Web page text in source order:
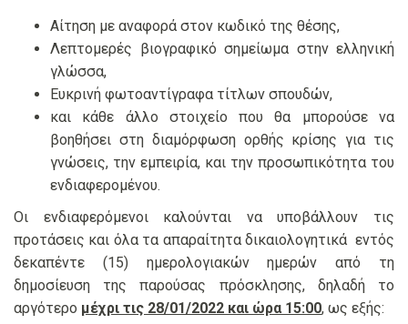
Αίτηση με αναφορά στον κωδικό της θέσης,
Λεπτομερές βιογραφικό σημείωμα στην ελληνική
γλώσσα,
Ευκρινή φωτοαντίγραφα τίτλων σπουδών,
και κάθε άλλο στοιχείο που θα μπορούσε να
βοηθήσει στη διαμόρφωση ορθής κρίσης για τις
γνώσεις, την εμπειρία, και την προσωπικότητα του
ενδιαφερομένου.
Οι ενδιαφερόμενοι καλούνται να υποβάλλουν τις
προτάσεις και όλα τα απαραίτητα δικαιολογητικά εντός
δεκαπέντε (15) ημερολογιακών ημερών από τη
δημοσίευση της παρούσας πρόσκλησης, δηλαδή το
αργότερο μέχρι τις 28/01/2022 και ώρα 15:00, ως εξής: